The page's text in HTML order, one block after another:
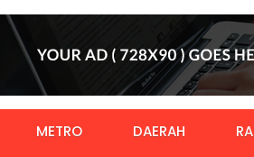
METRO DAERAH